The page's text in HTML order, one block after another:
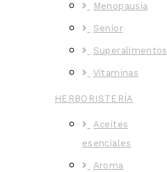
Menopausia
Senior
Superalimentos
Vitaminas
HERBORISTERÍA
Aceites
esenciales
Aroma